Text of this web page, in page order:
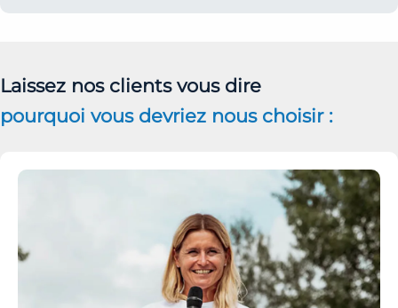
Laissez nos clients vous dire
pourquoi vous devriez nous choisir :